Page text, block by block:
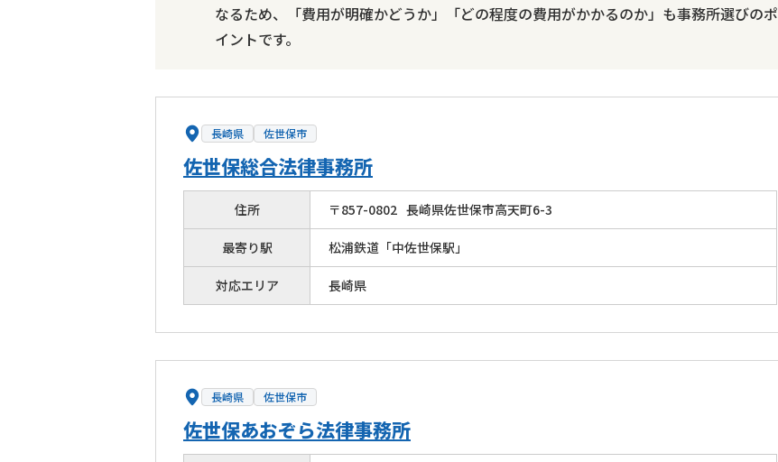
なるため、「費用が明確かどうか」「どの程度の費用がかかるのか」も事務所選びのポ
イントです。
長崎県 佐世保市
佐世保総合法律事務所
住所 〒857-0802 長崎県佐世保市高天町6-3
最寄り駅 松浦鉄道「中佐世保駅」
対応エリア 長崎県
長崎県 佐世保市
佐世保あおぞら法律事務所